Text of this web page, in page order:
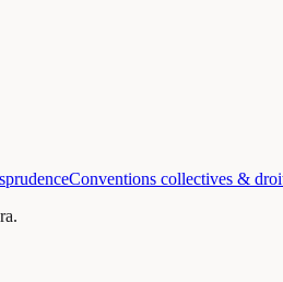
Conventions collectives &